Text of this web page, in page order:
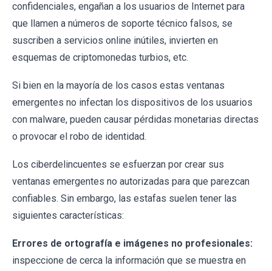
confidenciales, engañan a los usuarios de Internet para
que llamen a números de soporte técnico falsos, se
suscriben a servicios online inútiles, invierten en
esquemas de criptomonedas turbios, etc.
Si bien en la mayoría de los casos estas ventanas
emergentes no infectan los dispositivos de los usuarios
con malware, pueden causar pérdidas monetarias directas
o provocar el robo de identidad.
Los ciberdelincuentes se esfuerzan por crear sus
ventanas emergentes no autorizadas para que parezcan
confiables. Sin embargo, las estafas suelen tener las
siguientes características:
Errores de ortografía e imágenes no profesionales:
inspeccione de cerca la información que se muestra en